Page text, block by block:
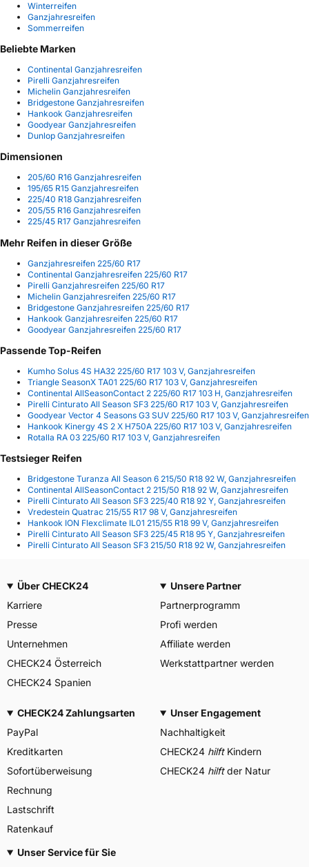
Winterreifen
Ganzjahresreifen
Sommerreifen
Beliebte Marken
Continental Ganzjahresreifen
Pirelli Ganzjahresreifen
Michelin Ganzjahresreifen
Bridgestone Ganzjahresreifen
Hankook Ganzjahresreifen
Goodyear Ganzjahresreifen
Dunlop Ganzjahresreifen
Dimensionen
205/60 R16 Ganzjahresreifen
195/65 R15 Ganzjahresreifen
225/40 R18 Ganzjahresreifen
205/55 R16 Ganzjahresreifen
225/45 R17 Ganzjahresreifen
Mehr Reifen in dieser Größe
Ganzjahresreifen 225/60 R17
Continental Ganzjahresreifen 225/60 R17
Pirelli Ganzjahresreifen 225/60 R17
Michelin Ganzjahresreifen 225/60 R17
Bridgestone Ganzjahresreifen 225/60 R17
Hankook Ganzjahresreifen 225/60 R17
Goodyear Ganzjahresreifen 225/60 R17
Passende Top-Reifen
Kumho Solus 4S HA32 225/60 R17 103 V, Ganzjahresreifen
Triangle SeasonX TA01 225/60 R17 103 V, Ganzjahresreifen
Continental AllSeasonContact 2 225/60 R17 103 H, Ganzjahresreifen
Pirelli Cinturato All Season SF3 225/60 R17 103 V, Ganzjahresreifen
Goodyear Vector 4 Seasons G3 SUV 225/60 R17 103 V, Ganzjahresreifen
Hankook Kinergy 4S 2 X H750A 225/60 R17 103 V, Ganzjahresreifen
Rotalla RA 03 225/60 R17 103 V, Ganzjahresreifen
Testsieger Reifen
Bridgestone Turanza All Season 6 215/50 R18 92 W, Ganzjahresreifen
Continental AllSeasonContact 2 215/50 R18 92 W, Ganzjahresreifen
Pirelli Cinturato All Season SF3 225/40 R18 92 Y, Ganzjahresreifen
Vredestein Quatrac 215/55 R17 98 V, Ganzjahresreifen
Hankook ION Flexclimate IL01 215/55 R18 99 V, Ganzjahresreifen
Pirelli Cinturato All Season SF3 225/45 R18 95 Y, Ganzjahresreifen
Pirelli Cinturato All Season SF3 215/50 R18 92 W, Ganzjahresreifen
Über CHECK24
Karriere
Presse
Unternehmen
CHECK24 Österreich
CHECK24 Spanien
Unsere Partner
Partnerprogramm
Profi werden
Affiliate werden
Werkstattpartner werden
CHECK24 Zahlungsarten
PayPal
Kreditkarten
Sofortüberweisung
Rechnung
Lastschrift
Ratenkauf
Unser Engagement
Nachhaltigkeit
CHECK24 hilftKindern
CHECK24 hilftder Natur
Unser Service für Sie